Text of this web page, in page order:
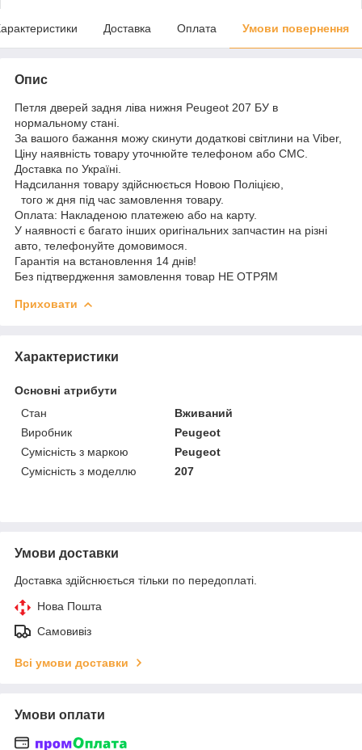
Доставка Оплата Умови повернення
Опис
Петля дверей задня ліва нижня Peugeot 207 БУ в
нормальному стані.
За вашого бажання можу скинути додаткові світлини на Viber,
Ціну наявність товару уточнюйте телефоном або СМС.
Доставка по Україні.
Надсилання товару здійснюється Новою Поліцією,
того ж дня під час замовлення товару.
Оплата: Накладеною платежею або на карту.
У наявності є багато інших оригінальних запчастин на різні
авто, телефонуйте домовимося.
Гарантія на встановлення 14 днів!
Без підтвердження замовлення товар НЕ ОТРЯМ
Приховати
Характеристики
Основні атрибути
Стан
Вживаний
Виробник
Peugeot
Сумісність з маркою
Peugeot
Сумісність з моделлю
207
Умови доставки
Доставка здійснюється тільки по передоплаті.
Нова Пошта
Самовивіз
Всі умови доставки
Умови оплати